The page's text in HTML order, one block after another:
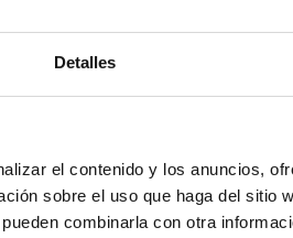
Detalles
el contenido y los anuncios,
sobre el uso que haga del sitio
combinarla con otra